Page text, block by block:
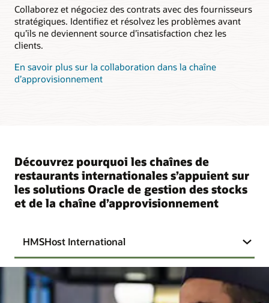
Collaborez et négociez des contrats avec des fournisseurs
stratégiques. Identifiez et résolvez les problèmes avant
qu’ils ne deviennent source d’insatisfaction chez les
clients.
En savoir plus sur la collaboration dans la chaîne
d’approvisionnement
Découvrez pourquoi les chaînes de
restaurants internationales s’appuient sur
les solutions Oracle de gestion des stocks
et de la chaîne d’approvisionnement
HMSHost International